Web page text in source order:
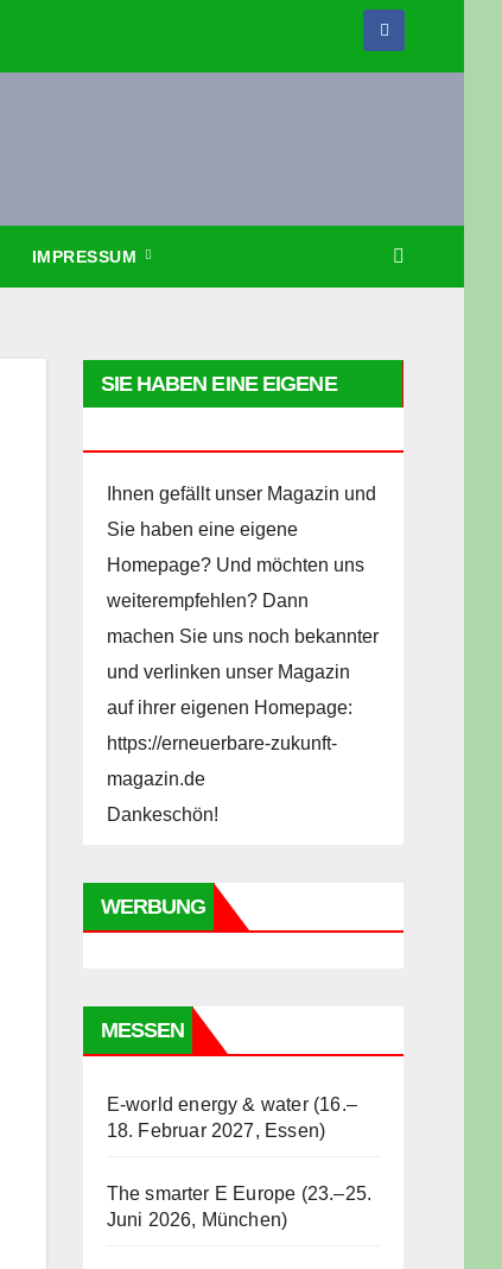
IMPRESSUM
SIE HABEN EINE EIGENE
Ihnen gefällt unser Magazin und
Sie haben eine eigene
Homepage? Und möchten uns
weiterempfehlen? Dann
machen Sie uns noch bekannter
und verlinken unser Magazin
auf ihrer eigenen Homepage:
https://erneuerbare-zukunft-
magazin.de
Dankeschön!
WERBUNG
MESSEN
E-world energy & water (16.–
18. Februar 2027, Essen)
The smarter E Europe (23.–25.
Juni 2026, München)